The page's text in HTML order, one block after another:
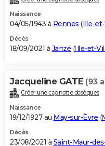
Naissance
04/05/1943 à Rennes (Ille-
Décès
18/09/2021 à Janzé (Ille-et-
Jacqueline GATE (93
Créer une cagnotte obsèques
Naissance
19/12/1927 au May-sur-Èvre (
Décès
23/08/2021 à Saint-Maur-